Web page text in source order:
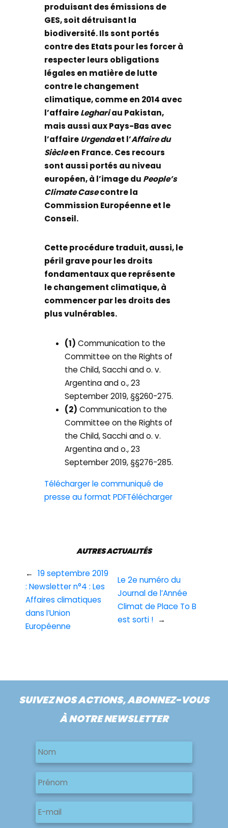
produisant des émissions de
GES, soit détruisant la
biodiversité. Ils sont portés
contre des Etats pour les forcer à
respecter leurs obligations
légales en matière de lutte
contre le changement
climatique, comme en 2014 avec
l’affaireLeghariau Pakistan,
mais aussi aux Pays-Bas avec
l’affaireUrgendaet l’Affaire du
Siècleen France. Ces recours
sont aussi portés au niveau
européen, à l’image du People’s
Climate Casecontre la
Commission Européenne et le
Conseil.
Cette procédure traduit, aussi, le
péril grave pour les droits
fondamentaux que représente
le changement climatique, à
commencer par les droits des
plus vulnérables.
(1) Communication to the
Committee on the Rights of
the Child, Sacchi and o. v.
Argentina and o., 23
September 2019, §§260-275.
(2) Communication to the
Committee on the Rights of
the Child, Sacchi and o. v.
Argentina and o., 23
September 2019, §§276-285.
Télécharger le communiqué de
presse au format PDFTélécharger
← 19 septembre 2019
: Newsletter n°4 : Les
Affaires climatiques
dans l’Union
Européenne
AUTRES ACTUALITÉS
Le 2e numéro du
Journal de l’Année
Climat de Place To B
est sorti ! →
SUIVEZ NOS ACTIONS, ABONNEZ-VOUS
À NOTRE NEWSLETTER
Nom
Nom
Nom
Prénom
E-
mail